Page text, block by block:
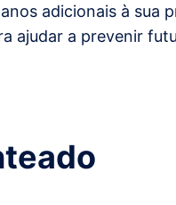
adicionais à sua
ajudar a prevenir